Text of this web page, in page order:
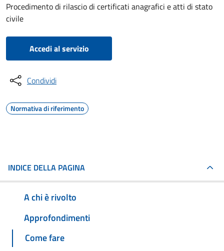
Procedimento di rilascio di certificati anagrafici e atti di stato
civile
Accedi al servizio
Condividi
Normativa di riferimento
INDICE DELLA PAGINA
A chi è rivolto
Approfondimenti
Come fare